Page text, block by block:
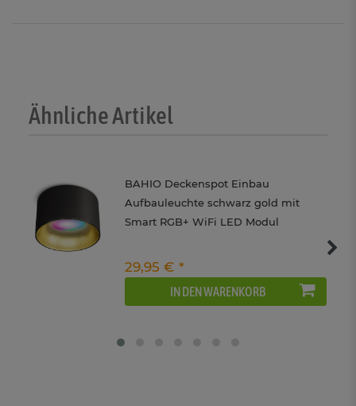
Ähnliche Artikel
BAHIO Deckenspot Einbau
Aufbauleuchte schwarz gold mit
Smart RGB+ WiFi LED Modul
29,95 € *
IN DEN WARENKORB